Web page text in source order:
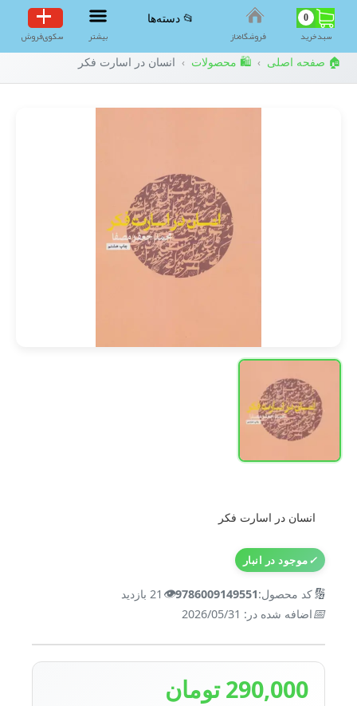
0
سبد‌خرید فروشگاه‌ناز
📂 دسته‌ها
بیشتر سکوی‌فروش
🏠 صفحه اصلی › 🛍️ محصولات › انسان در اسارت فکر
انسان در اسارت فکر
✓موجود در انبار
🔢کد محصول:9786009149551
👁️ 21 بازدید
📅اضافه شده در: 2026/05/31
290,000 تومان